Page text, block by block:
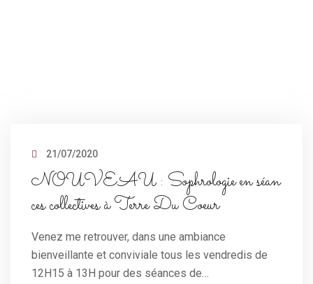
21/07/2020
NOUVEAU : Sophrologie en séan
ces collectives à Terre Du Coeur
Venez me retrouver, dans une ambiance
bienveillante et conviviale tous les vendredis de
12H15 à 13H pour des séances de…